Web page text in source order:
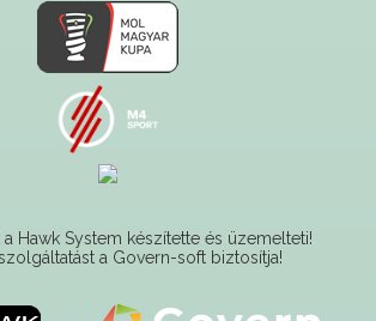
a Hawk System készítette és üzemelteti!